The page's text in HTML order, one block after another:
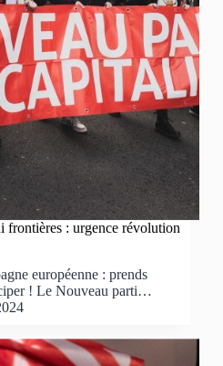
frontières : urgence révolution
européenne : prends
! Le Nouveau parti…